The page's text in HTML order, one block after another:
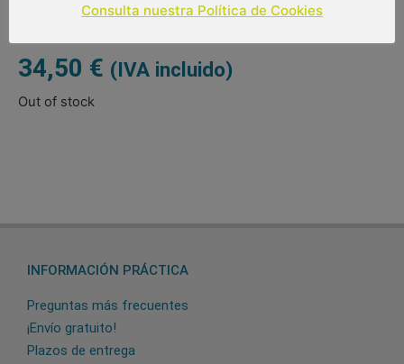
Paraguas abre y cierra
34,50 € (IVA incluido)
Out of stock
INFORMACIÓN PRÁCTICA
Preguntas más frecuentes
¡Envío gratuito!
Plazos de entrega
Consulta nuestra Política de Cookies